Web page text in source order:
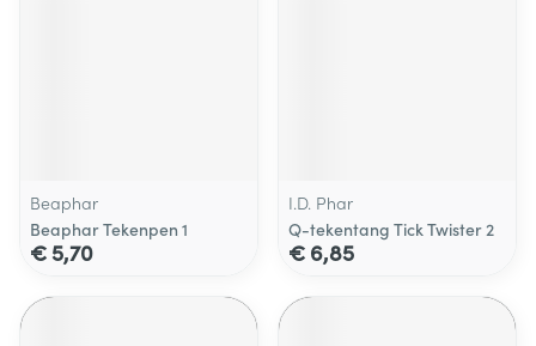
Beaphar
Beaphar Tekenpen 1
€ 5,70
I.D. Phar
Q-tekentang Tick Twister 2
€ 6,85